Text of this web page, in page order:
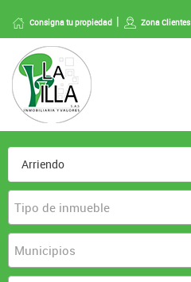
Consigna tu propiedad Zona Clientes
Tipo de inmueble
Municipios